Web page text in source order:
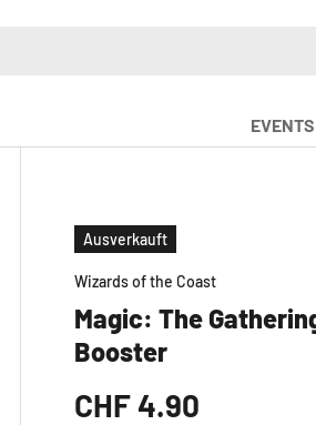
EVENTS
Ausverkauft
Wizards of the Coast
Magic: The
Booster
CHF 4.90